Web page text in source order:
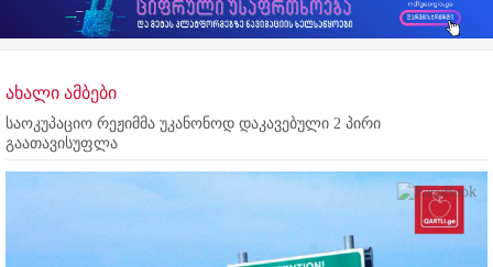
ახალი ამბები
საოკუპაციო რეჟიმმა უკანონოდ დაკავებული 2 პირი
გაათავისუფლა